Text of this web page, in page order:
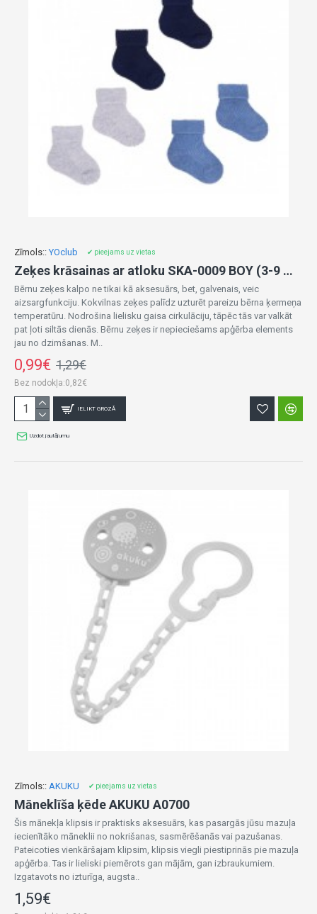
Zīmols:: YOclub ✔ pieejams uz vietas
Zeķes krāsainas ar atloku SKA-0009 BOY (3-9 mēn.)
Bērnu zeķes kalpo ne tikai kā aksesuārs, bet, galvenais, veic
aizsargfunkciju. Kokvilnas zeķes palīdz uzturēt pareizu bērna ķermeņa
temperatūru. Nodrošina lielisku gaisa cirkulāciju, tāpēc tās var valkāt
pat ļoti siltās dienās. Bērnu zeķes ir nepieciešams apģērba elements
jau no dzimšanas. M..
0,99€ 1,29€
Bez nodokļa:0,82€
IELIKT GROZĀ
Uzdot jautājumu
Zīmols:: AKUKU ✔ pieejams uz vietas
Māneklīša ķēde AKUKU A0700
Šis mānekļa klipsis ir praktisks aksesuārs, kas pasargās jūsu mazuļa
iecienītāko māneklii no nokrišanas, sasmērēšanās vai pazušanas.
Pateicoties vienkāršajam klipsim, klipsis viegli piestiprinās pie mazuļa
apģērba. Tas ir lieliski piemērots gan mājām, gan izbraukumiem.
Izgatavots no izturīga, augsta..
1,59€